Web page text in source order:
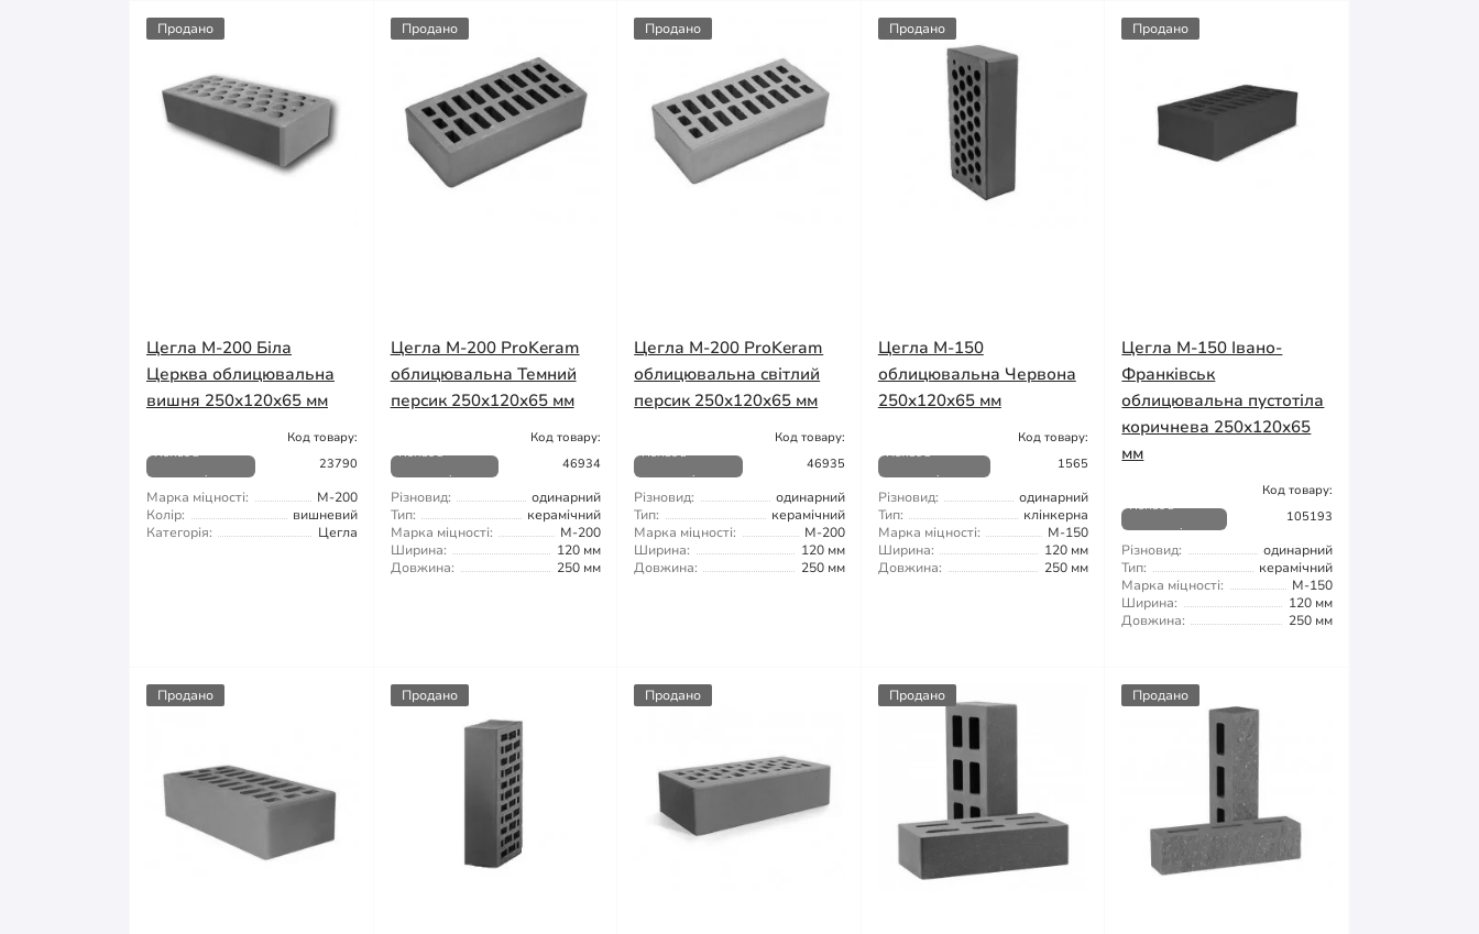
Продано
Цегла М-200 Біла
Церква облицювальна
вишня 250х120х65 мм
Немає в
наявності
Код товару:
23790
Марка міцності:
М-200
Колір:
вишневий
Категорія:
Цегла
Продано
Цегла М-200 ProKeram
облицювальна Темний
персик 250х120х65 мм
Немає в
наявності
Код товару:
46934
Різновид:
одинарний
Тип:
керамічний
Марка міцності:
М-200
Ширина:
120 мм
Довжина:
250 мм
Продано
Цегла М-200 ProKeram
облицювальна світлий
персик 250х120х65 мм
Немає в
наявності
Код товару:
46935
Різновид:
одинарний
Тип:
керамічний
Марка міцності:
М-200
Ширина:
120 мм
Довжина:
250 мм
Продано
Цегла М-150
облицювальна Червона
250х120х65 мм
Немає в
наявності
Код товару:
1565
Різновид:
одинарний
Тип:
клінкерна
Марка міцності:
М-150
Ширина:
120 мм
Довжина:
250 мм
Продано
Цегла М-150 Івано-
Франківськ
облицювальна пустотіла
коричнева 250х120х65
мм
Немає в
наявності
Код товару:
105193
Різновид:
одинарний
Тип:
керамічний
Марка міцності:
М-150
Ширина:
120 мм
Довжина:
250 мм
Продано Продано Продано Продано Продано